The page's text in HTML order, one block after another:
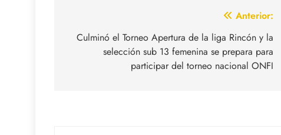
de
entradas
Anterior:
Culminó el Torneo Apertura de la liga Rincón y la
selección sub 13 femenina se prepara para
participar del torneo nacional ONFI